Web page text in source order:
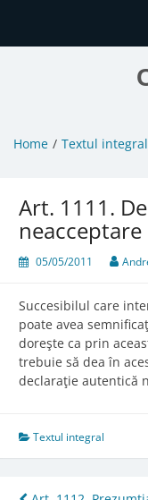
Home Textul integral
Art. 1111.
neacceptare
05/05/2011
Succesibilul care
poate avea
doreşte ca prin
trebuie să dea în
declaraţie autentică
Textul integral